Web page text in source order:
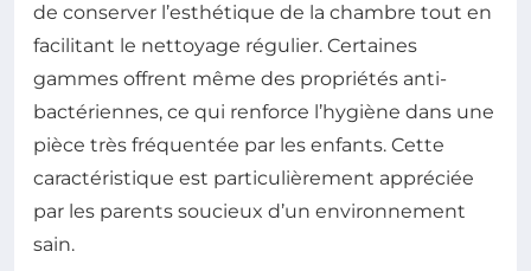
de conserver l’esthétique de la chambre tout en
facilitant le nettoyage régulier. Certaines
gammes offrent même des propriétés anti-
bactériennes, ce qui renforce l’hygiène dans une
pièce très fréquentée par les enfants. Cette
caractéristique est particulièrement appréciée
par les parents soucieux d’un environnement
sain.